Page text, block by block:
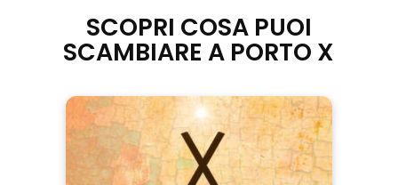
SCOPRI COSA PUOI
SCAMBIARE A PORTO X